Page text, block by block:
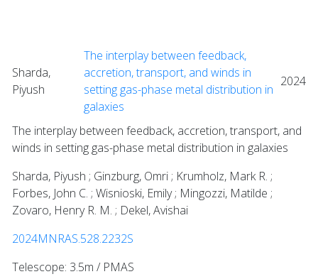
Sharda,
Piyush
The interplay between feedback,
accretion, transport, and winds in
setting gas-phase metal distribution in
galaxies
2024
The interplay between feedback, accretion, transport, and
winds in setting gas-phase metal distribution in galaxies
Sharda, Piyush ; Ginzburg, Omri ; Krumholz, Mark R. ;
Forbes, John C. ; Wisnioski, Emily ; Mingozzi, Matilde ;
Zovaro, Henry R. M. ; Dekel, Avishai
2024MNRAS.528.2232S
Telescope: 3.5m / PMAS